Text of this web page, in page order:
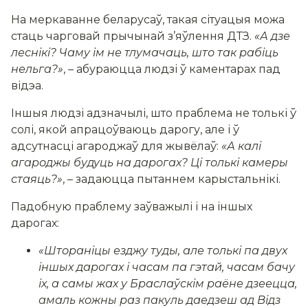
На меркаванне беларусаў, такая сітуацыя можа
стаць чарговай прычынай з’яўлення ДТЗ. «А дзе
леснікі? Чаму ім не тлумачаць, што так рабіць
нельга?», – абураюцца людзі ў каментарах пад
відэа.
Іншыя людзі адзначылі, што праблема не толькі ў
солі, якой апрацоўваюць дарогу, але і ў
адсутнасці агароджаў для жывёлаў: «А калі
агароджы будуць на дарогах? Ці толькі камеры
стаяць?», – задаюцца пытаннем карыстальнікі.
Падобную праблему заўважылі і на іншых
дарогах:
«Штораніцы езджу туды, але толькі па двух
іншых дарогах і часам па гэтай, часам бачу
іх, а самы жах у Браслаўскім раёне дзеецца,
амаль кожны раз пакуль даедзеш ад Відз